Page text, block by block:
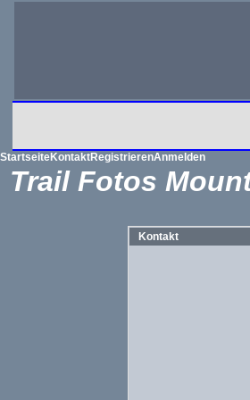
StartseiteKontaktRegistrierenAnmelden
Trail Fotos
Kontakt